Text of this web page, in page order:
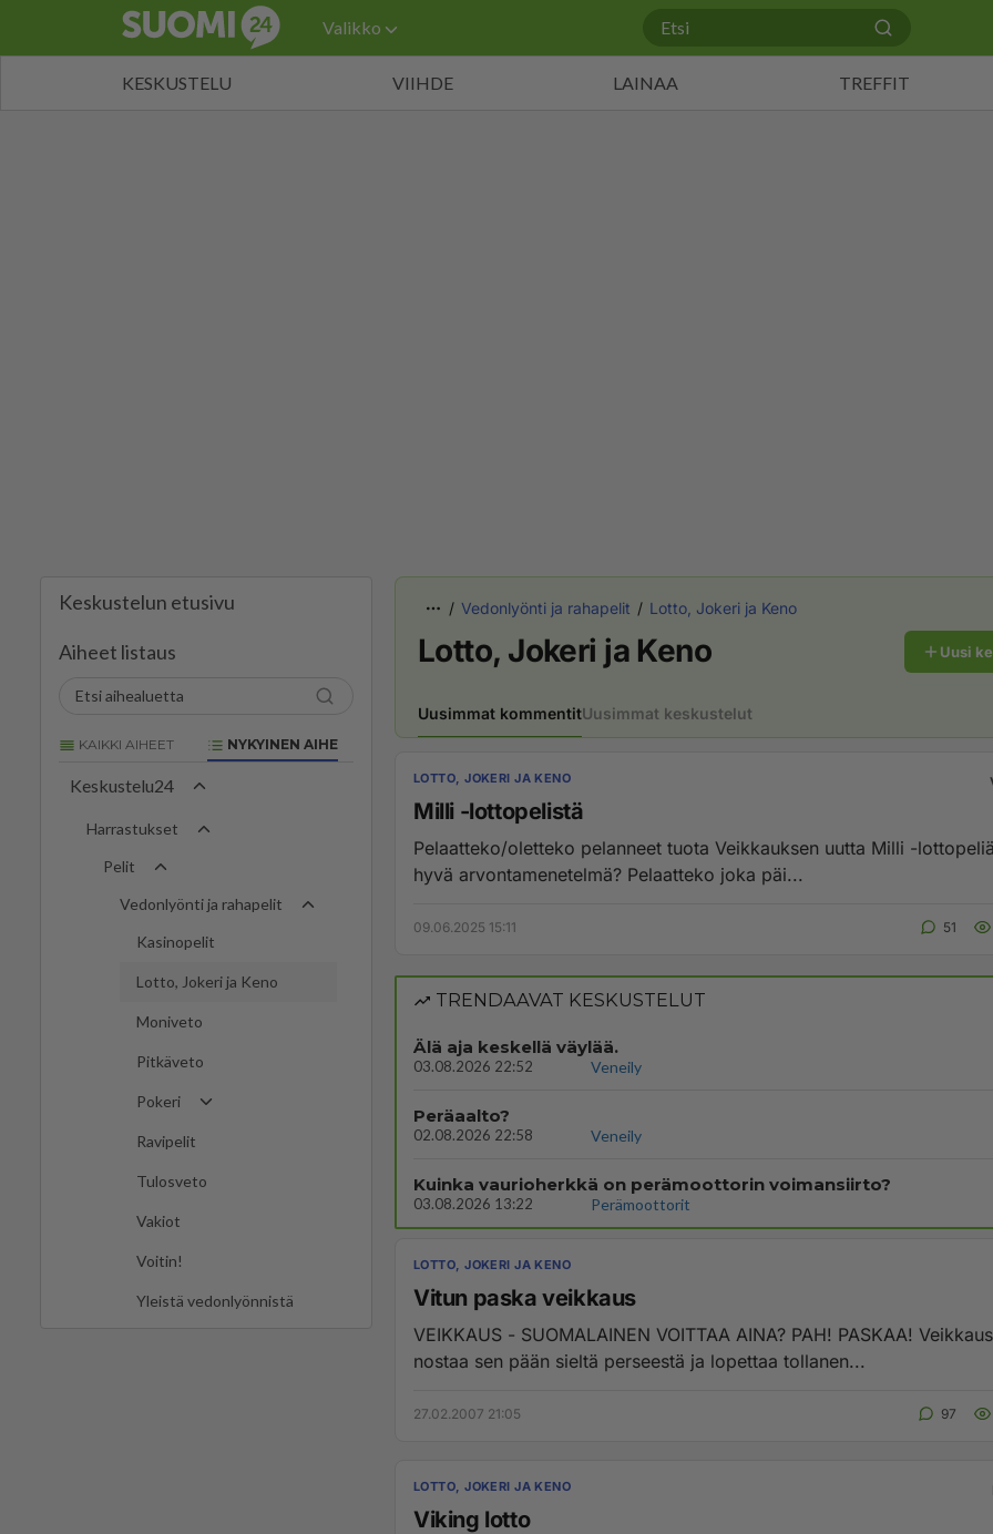
Valikko
KESKUSTELU VIIHDE LAINAA TREFFIT
Keskustelun etusivu
Aiheet listaus
KAIKKI AIHEET NYKYINEN AIHE
Keskustelu24
Harrastukset
Pelit
Vedonlyönti ja rahapelit
Kasinopelit
Lotto, Jokeri ja Keno
Moniveto
Pitkäveto
Pokeri
Ravipelit
Tulosveto
Vakiot
Voitin!
Yleistä vedonlyönnistä
Vedonlyönti ja rahapelit Lotto, Jokeri ja Keno
Lotto, Jokeri ja Keno Uusi
Uusimmat kommentitUusimmat keskustelut
LOTTO, JOKERI JA KENO
Milli -lottopelistä
Pelaatteko/oletteko pelanneet tuota Veikkauksen uutta Milli -
hyvä arvontamenetelmä? Pelaatteko joka päi...
09.06.2025 15:11 51
TRENDAAVAT KESKUSTELUT
Älä aja keskellä väylää.
03.08.2026 22:52 Veneily
Peräaalto?
02.08.2026 22:58 Veneily
Kuinka vaurioherkkä on perämoottorin voimansiirto?
03.08.2026 13:22 Perämoottorit
LOTTO, JOKERI JA KENO
Vitun paska veikkaus
VEIKKAUS - SUOMALAINEN VOITTAA AINA? PAH! PASKAA! Veikkaus vois
nostaa sen pään sieltä perseestä ja lopettaa tollanen...
27.02.2007 21:05 97
LOTTO, JOKERI JA KENO
Viking lotto